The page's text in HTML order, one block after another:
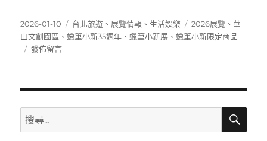
發
佈
日
2026-01-10
分
類
台北旅遊 、 展覽情報 、 生活娛樂
標
籤
2026展覽 、華
山文創園區 、 蠟筆小新35週年 、 蠟筆小新展 、 蠟筆小新限定商品
在
新
展】
台
發佈留言
搜
尋
搜